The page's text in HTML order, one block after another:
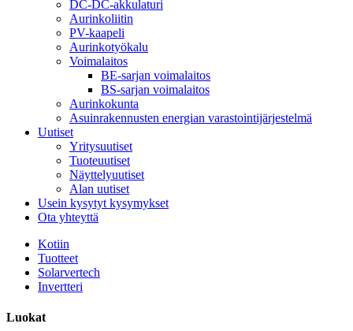
DC-DC-akkulaturi
Aurinkoliitin
PV-kaapeli
Aurinkotyökalu
Voimalaitos
BE-sarjan voimalaitos
BS-sarjan voimalaitos
Aurinkokunta
Asuinrakennusten energian varastointijärjestelmä
Uutiset
Yritysuutiset
Tuoteuutiset
Näyttelyuutiset
Alan uutiset
Usein kysytyt kysymykset
Ota yhteyttä
Kotiin
Tuotteet
Solarvertech
Invertteri
Luokat